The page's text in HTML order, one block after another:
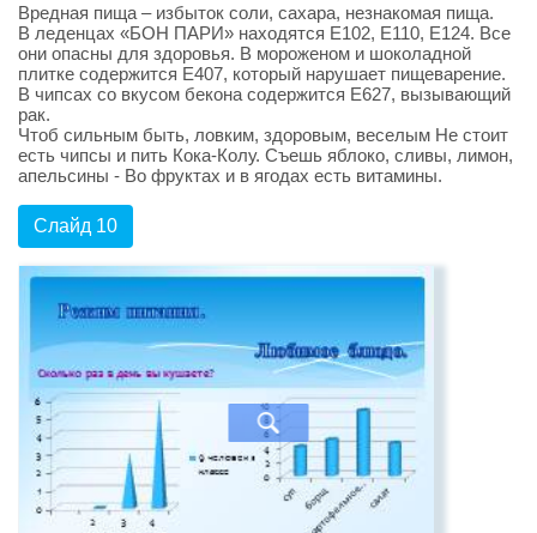
Вредная пища – избыток соли, сахара, незнакомая пища.
В леденцах «БОН ПАРИ» находятся Е102, Е110, Е124. Все
они опасны для здоровья. В мороженом и шоколадной
плитке содержится Е407, который нарушает пищеварение.
В чипсах со вкусом бекона содержится Е627, вызывающий
рак.
Чтоб сильным быть, ловким, здоровым, веселым Не стоит
есть чипсы и пить Кока-Колу. Съешь яблоко, сливы, лимон,
апельсины - Во фруктах и в ягодах есть витамины.
Слайд 10